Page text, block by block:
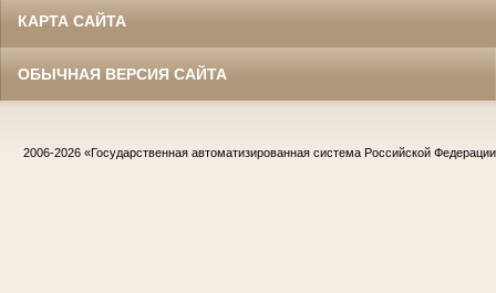
КАРТА САЙТА
ОБЫЧНАЯ ВЕРСИЯ САЙТА
2006-2026 «Государственная автоматизированная система Российской